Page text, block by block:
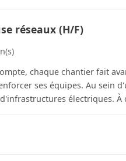
réseaux (H/F)
chantier fait avancer les
ses équipes. Au sein